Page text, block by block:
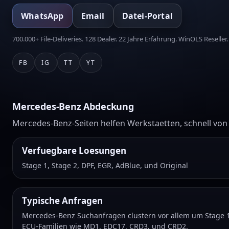
WhatsApp Email Datei-Portal
700.000+ File-Deliveries. 128 Dealer. 22 Jahre Erfahrung. WinOLS Reseller.
FB IG TT YT
Mercedes-Benz Abdeckung
Mercedes-Benz-Seiten helfen Werkstaetten, schnell
Verfuegbare Loesungen
Stage 1, Stage 2, DPF, EGR, AdBlue, und Original
Typische Anfragen
Mercedes-Benz Suchanfragen clustern vor allem um Stage
ECU-Familien wie MD1, EDC17, CRD3, und CRD2.